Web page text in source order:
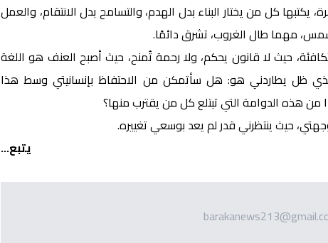
كل من يختار البناء بدل الهدم، والتسامح بدل الانتقام، والعمل
مهما طال الغروب، تشرق دائمًا.
حيث لا قانون يحكم، ولا رحمة تُمنح، حيث أصبح العنف هو اللغة
ظل يطاردني هو: هل سأتمكن من الاحتفاظ بإنسانيتي وسط هذا
من هذه الدوامة التي تبتلع كل من يقترب منها؟
حيث ينتظرني قدر لم يعد بوسعي تغييره.
يتبع...